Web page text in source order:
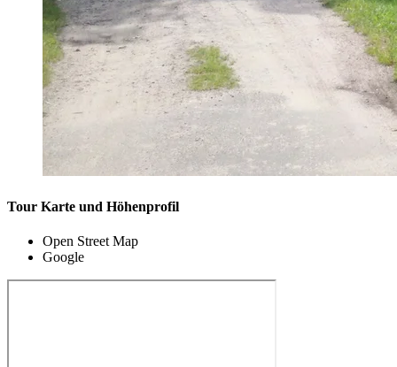
Tour Karte und Höhenprofil
Open Street Map
Google